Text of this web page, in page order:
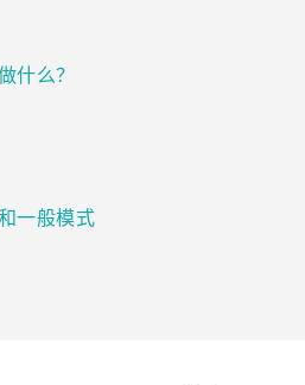
什么？
一般模式